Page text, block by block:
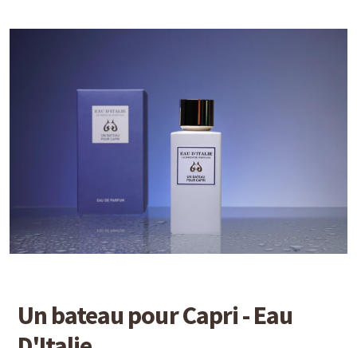
Un bateau pour Capri - Eau
Heeley
Isabey
Maitre Parfumeur et Gantier